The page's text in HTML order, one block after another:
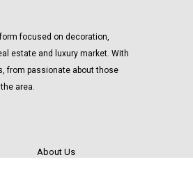
focused on decoration,
estate and luxury market. With
from passionate about those
area.
About Us